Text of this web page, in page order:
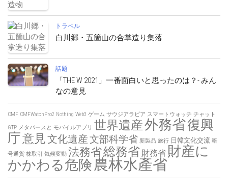
トラベル
白川郷・五箇山の合掌造り集落
話題
「THE W 2021」一番面白いと思ったのは？- みん
なの意見
CMF CMFWatchPro2 Nothing Web3 ゲーム サウジアラビア スマートウォッチ チャット
GTP メタバースと モバイルアプリ 世界遺産外務省復興
庁意見文化遺産文部科学省 新製品 旅行 日韓文化交流 暗
号通貨 株取引 気候変動 法務省総務省 財務省 財産に
かかわる危険 農林水產省